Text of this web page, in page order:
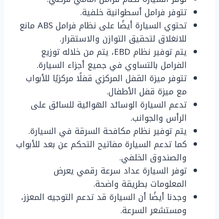
تتوفر فرامل أسطوانية خلفية.
تحتوي السيارة أيضًا على نظام فرامل ABS مانع
للانغلاق لتحقيق التوازن والاستقرار.
يتم توفير نظام EBD، يتم من خلاله توزيع
الفرامل بالتساوي في جميع أجزاء السيارة.
تتوفر ميزة القفل المركزي قفلًا مركزيًا للأبواب
مع ميزة قفل الأطفال.
تدعم السيارة الوسائد الهوائية للسائق على
الرأس والجوانب.
يتم توفير نظام مكافحة السرقة في السيارة.
كما تدعم السيارة مفاتيح التحكم عن بعد للأبواب
والصندوق الخلفي.
توفر السيارة عداد سرعة رقمي يعرض
المعلومات بطريقة واضحة.
وجدنا أيضًا أن السيارة قد تدعم التوجيه المعزز،
ومستشعر السرعة.